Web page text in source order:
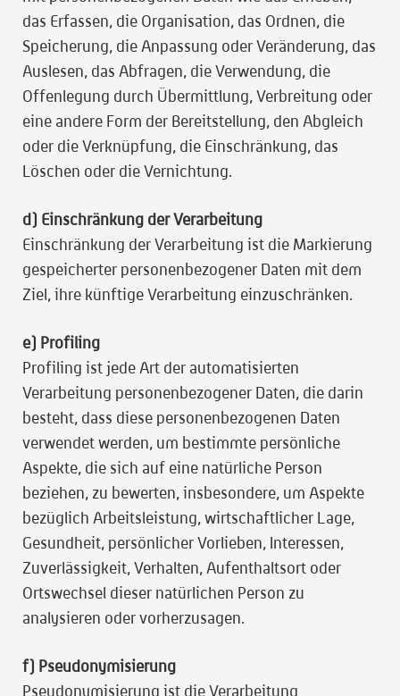
das Erfassen, die Organisation, das Ordnen, die
Speicherung, die Anpassung oder Veränderung, das
Auslesen, das Abfragen, die Verwendung, die
Offenlegung durch Übermittlung, Verbreitung oder
eine andere Form der Bereitstellung, den Abgleich
oder die Verknüpfung, die Einschränkung, das
Löschen oder die Vernichtung.
d) Einschränkung der Verarbeitung
Einschränkung der Verarbeitung ist die Markierung
gespeicherter personenbezogener Daten mit dem
Ziel, ihre künftige Verarbeitung einzuschränken.
e) Profiling
Profiling ist jede Art der automatisierten
Verarbeitung personenbezogener Daten, die darin
besteht, dass diese personenbezogenen Daten
verwendet werden, um bestimmte persönliche
Aspekte, die sich auf eine natürliche Person
beziehen, zu bewerten, insbesondere, um Aspekte
bezüglich Arbeitsleistung, wirtschaftlicher Lage,
Gesundheit, persönlicher Vorlieben, Interessen,
Zuverlässigkeit, Verhalten, Aufenthaltsort oder
Ortswechsel dieser natürlichen Person zu
analysieren oder vorherzusagen.
f) Pseudonymisierung
Pseudonymisierung ist die Verarbeitung